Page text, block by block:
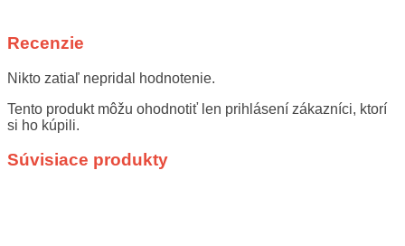
Recenzie
Nikto zatiaľ nepridal hodnotenie.
Tento produkt môžu ohodnotiť len prihlásení zákazníci, ktorí
si ho kúpili.
Súvisiace produkty